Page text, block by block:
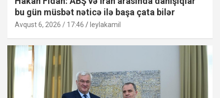
bu gün müsbət nəticə ilə başa çata bilər
Avqust 6, 2026 / 17:46 leylakamil